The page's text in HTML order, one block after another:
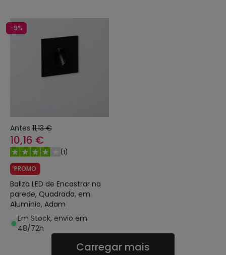
-9%
Antes 11,13 €
10,16 €
(1)
PROMO
Baliza LED de Encastrar na
parede, Quadrada, em
Alumínio, Adam
Em Stock, envio em
48/72h
Carregar mais